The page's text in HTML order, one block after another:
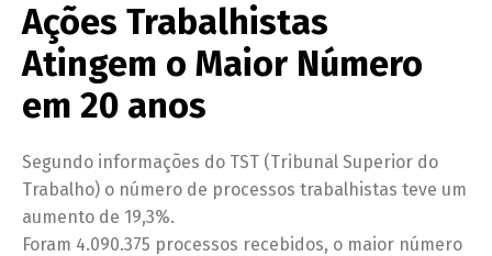
Ações Trabalhistas
Atingem o Maior Número
em 20 anos
Segundo informações do TST (Tribunal Superior do
Trabalho) o número de processos trabalhistas teve um
aumento de 19,3%.
Foram 4.090.375 processos recebidos, o maior número